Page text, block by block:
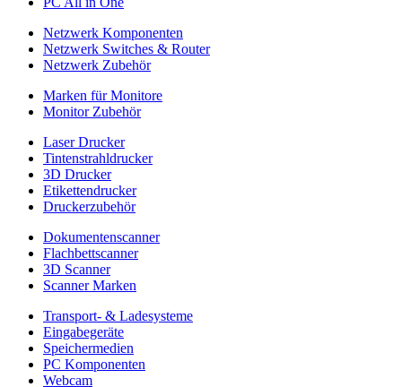
Netzwerk Komponenten
Netzwerk Switches & Router
Netzwerk Zubehör
Marken für Monitore
Monitor Zubehör
Laser Drucker
Tintenstrahldrucker
3D Drucker
Etikettendrucker
Druckerzubehör
Dokumentenscanner
Flachbettscanner
3D Scanner
Scanner Marken
Transport- & Ladesysteme
Eingabegeräte
Speichermedien
PC Komponenten
Webcam